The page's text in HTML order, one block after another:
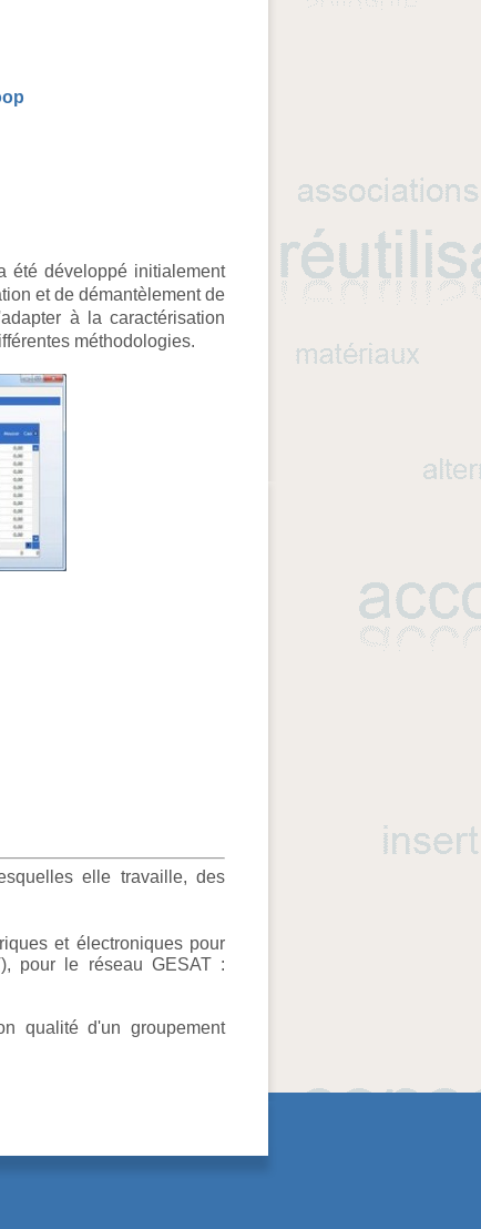
été développé initialement
et de démantèlement de
à la caractérisation
méthodologies.
elle travaille, des
et électroniques pour
pour le réseau GESAT :
qualité d'un groupement